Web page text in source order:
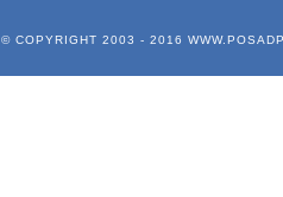
© COPYRIGHT 2003 - 2016